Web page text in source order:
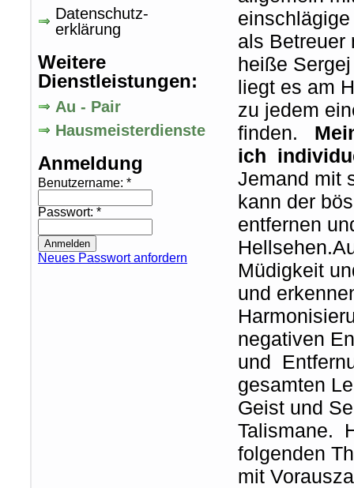
Datenschutz-
erklärung
Weitere
Dienstleistungen:
Au - Pair
Hausmeisterdienste
Anmeldung
Benutzername: *
Passwort: *
Neues Passwort anfordern
als
heiße
liegt es am
zu jedem
finden.
ich
Jemand mit
kann der
entfernen
Müdigkeit
und
negativen
und
gesamten
Geist und
Talismane.
folgenden
mit